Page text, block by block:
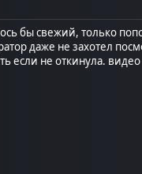
бы свежий, только
даже не захотел
не откинула.